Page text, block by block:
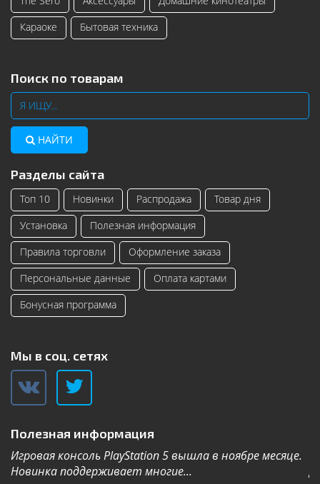
Караоке
Бытовая техника
Поиск по товарам
НАЙТИ
Разделы сайта
Топ 10 Новинки Распродажа
Товар дня
Установка
Полезная информация
Правила торговли
Оформление заказа
Персональные данные
Оплата картами
Бонусная программа
Мы в соц. сетях
Полезная информация
Игровая консоль PlayStation 5 вышла в ноябре месяце.
Новинка поддерживает многие...